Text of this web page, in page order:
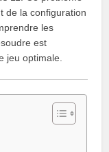
de la configuration
les
est
jeu optimale.